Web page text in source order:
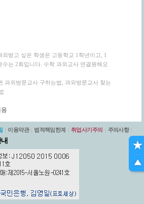
받고 싶은 학생은 고등학교 1학년이고, 1
수는 2회입니다. 수학 과외교사 연결원해요
과외방문교사 구하는법, 과외방문교사 찾는
이용약관 법적책임한계 취업사기주의 주의사항